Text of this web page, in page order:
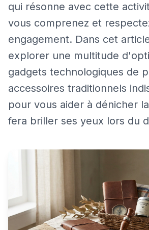
qui résonne avec cette
vous comprenez et
engagement. Dans cet
explorer une multitude
gadgets technologiques de
accessoires traditionnels
pour vous aider à dénicher
fera briller ses yeux lors du